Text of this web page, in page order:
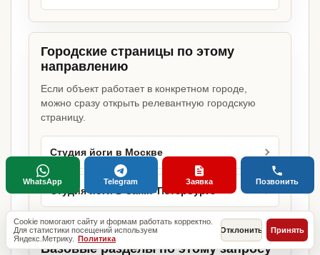
Городские страницы по этому
направлению
Если объект работает в конкретном городе,
можно сразу открыть релевантную городскую
страницу.
Студия йоги в Москве
Студия йоги в Санкт-Петербурге
Базовые разделы по этому запросу
Cookie помогают сайту и формам работать корректно.
Для статистики посещений используем
Яндекс.Метрику. Политика
Отклонить Принять
WhatsApp Telegram Заявка Позвонить